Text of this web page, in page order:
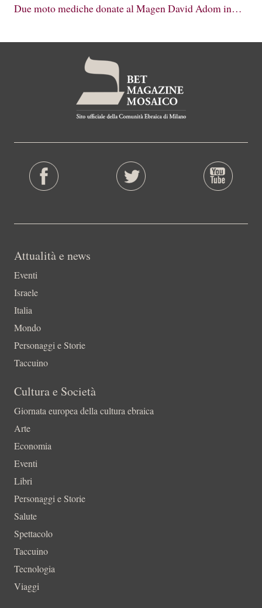
Due moto mediche donate al Magen David Adom in…
Attualità e news
Eventi
Israele
Italia
Mondo
Personaggi e Storie
Taccuino
Cultura e Società
Giornata europea della cultura ebraica
Arte
Economia
Eventi
Libri
Personaggi e Storie
Salute
Spettacolo
Taccuino
Tecnologia
Viaggi